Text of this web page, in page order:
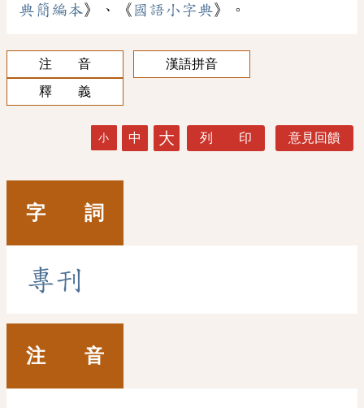
典簡編本》、《 國語小字典》。
注 音
漢語拼音
釋 義
小 中 大 列 印 意見回饋
字 詞
專刊
注 音